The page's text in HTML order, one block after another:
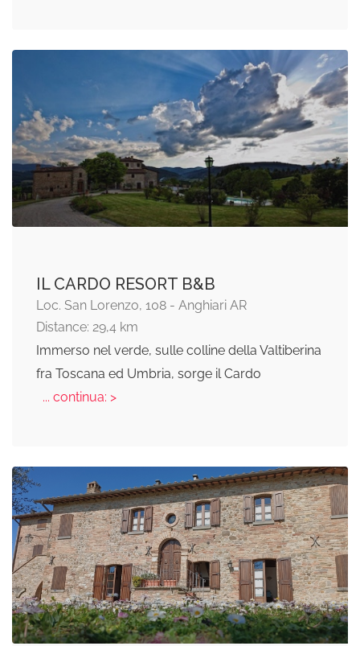
IL CARDO RESORT B&B
Loc. San Lorenzo, 108 - Anghiari AR
Distance: 29,4 km
Immerso nel verde, sulle colline della Valtiberina
fra Toscana ed Umbria, sorge il Cardo
... continua: >